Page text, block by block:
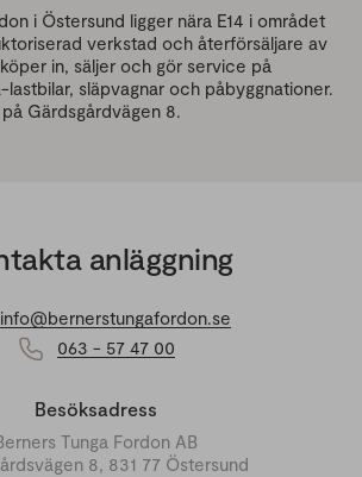
i Östersund ligger nära E14 i området
verkstad och återförsäljare av
in, säljer och gör service på
lastbilar, släpvagnar och påbyggnationer.
Gärdsgårdvägen 8.
anläggning
info@bernerstungafordon.se
063 - 57 47 00
Besöksadress
Tunga Fordon AB
8, 831 77 Östersund